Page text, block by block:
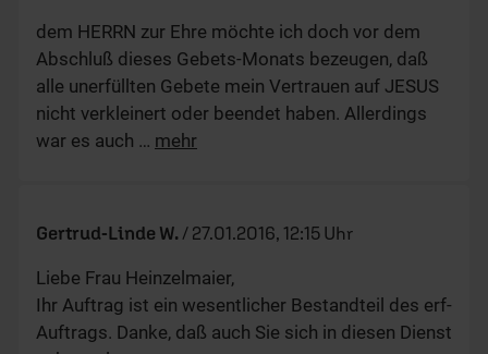
dem HERRN zur Ehre möchte ich doch vor dem
Abschluß dieses Gebets-Monats bezeugen, daß
alle unerfüllten Gebete mein Vertrauen auf JESUS
nicht verkleinert oder beendet haben. Allerdings
war es auch … mehr
Gertrud-Linde W. / 27.01.2016, 12:15 Uhr
Liebe Frau Heinzelmaier,
Ihr Auftrag ist ein wesentlicher Bestandteil des erf-
Auftrags. Danke, daß auch Sie sich in diesen Dienst